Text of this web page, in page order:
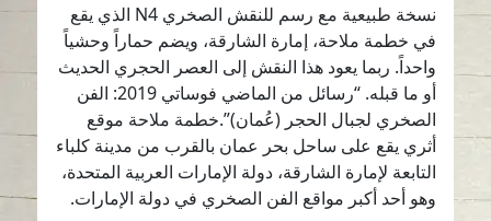
نسخة طبيعية مع رسم للنقش الصخري N4 الذي يقع
في خطمة ملاحة، إمارة الشارقة، ويضم حماراً وحشياً
واحداً. ربما يعود هذا النقش إلى العصر الحجري الحديث
أو ما قبله. “رسائل من الماضي فوساتي 2019: الفن
الصخري لجبال الحجر (عُمان)”.خطمة ملاحة موقع
أثري يقع على ساحل بحر عمان بالقرب من مدينة كلباء
التابعة لإمارة الشارقة، دولة الإمارات العربية المتحدة،
وهو أحد أكبر مواقع الفن الصخري في دولة الإمارات.